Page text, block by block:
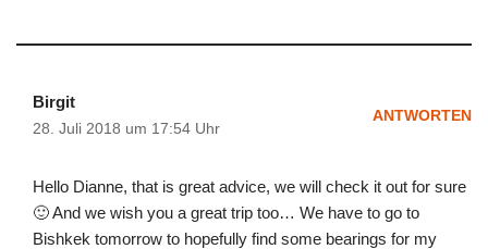
Birgit
28. Juli 2018 um 17:54 Uhr
ANTWORTEN
Hello Dianne, that is great advice, we will check it out for sure
🙂 And we wish you a great trip too… We have to go to
Bishkek tomorrow to hopefully find some bearings for my